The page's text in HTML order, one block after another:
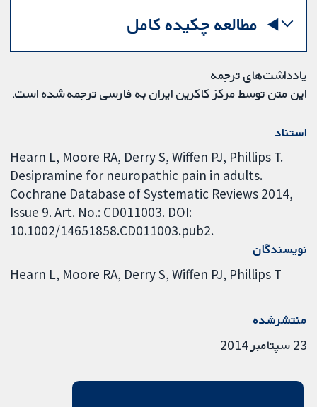
مطالعه چکیده کامل
یادداشت‌های ترجمه
این متن توسط مرکز کاکرین ایران به فارسی ترجمه شده است.
استناد
Hearn L, Moore RA, Derry S, Wiffen PJ, Phillips T.
Desipramine for neuropathic pain in adults.
Cochrane Database of Systematic Reviews 2014,
Issue 9. Art. No.: CD011003. DOI:
10.1002/14651858.CD011003.pub2.
نویسندگان
Hearn L Moore RA Derry S Wiffen PJ Phillips T
منتشرشده
23 سپتامبر 2014